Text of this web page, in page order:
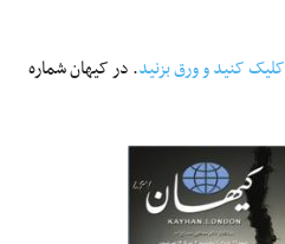
کلیک کنید و ورق بزنید. در کیهان شماره